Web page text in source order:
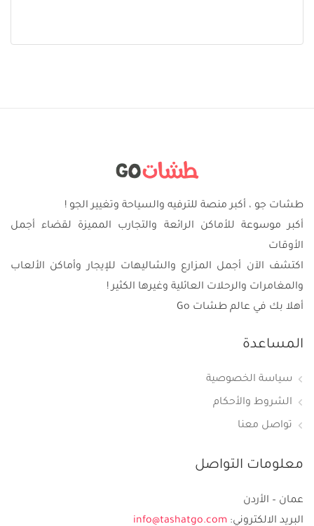
طشات جو ، أكبر منصة للترفيه والسياحة وتغيير الجو !
أكبر موسوعة للأماكن الرائعة والتجارب المميزة لقضاء أجمل
الأوقات
اكتشف الآن أجمل المزارع والشاليهات للإيجار وأماكن الألعاب
والمغامرات والرحلات العائلية وغيرها الكثير !
أهلا بك في عالم طشات Go
المساعدة
سياسة الخصوصية
الشروط والأحكام
تواصل معنا
معلومات التواصل
عمان – الأردن
البريد الالكتروني: info@tashatgo.com